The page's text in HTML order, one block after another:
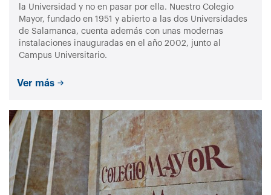
la Universidad y no en pasar por ella. Nuestro Colegio
Mayor, fundado en 1951 y abierto a las dos Universidades
de Salamanca, cuenta además con unas modernas
instalaciones inauguradas en el año 2002, junto al
Campus Universitario.
Ver más